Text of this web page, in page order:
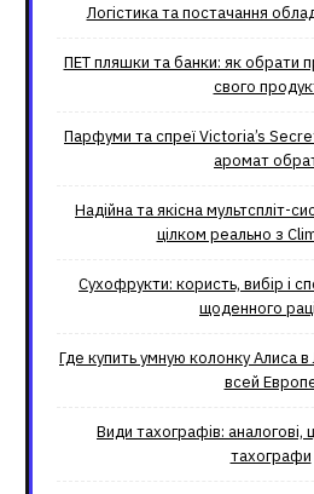
Логістика та постачання
ПЕТ пляшки та банки: як обрати
свого
Парфуми та спреї Victoria’s
аромат
Надійна та якісна мультспліт-
цілком реально з
Сухофрукти: користь, вибір і
щоденного
Где купить умную колонку Алиса
всей
Види тахографів: аналогові,
тахографи